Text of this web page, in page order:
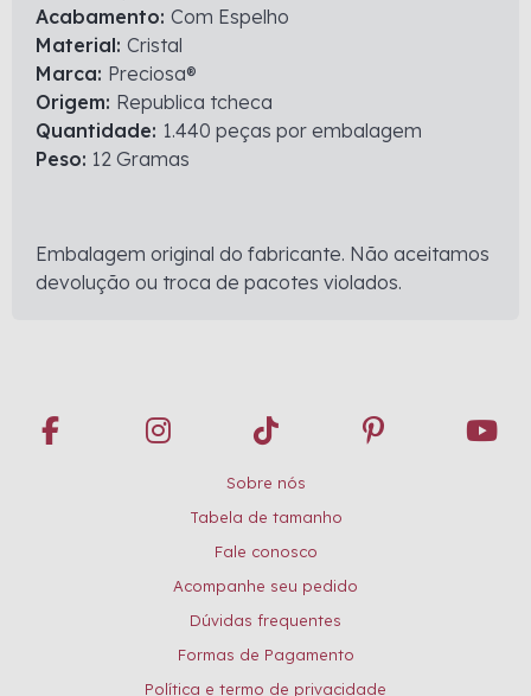
Acabamento: Com Espelho
Material: Cristal
Marca: Preciosa®
Origem: Republica tcheca
Quantidade: 1.440 peças por embalagem
Peso: 12 Gramas
Embalagem original do fabricante. Não aceitamos
devolução ou troca de pacotes violados.
Sobre nós
Tabela de tamanho
Fale conosco
Acompanhe seu pedido
Dúvidas frequentes
Formas de Pagamento
Política e termo de privacidade